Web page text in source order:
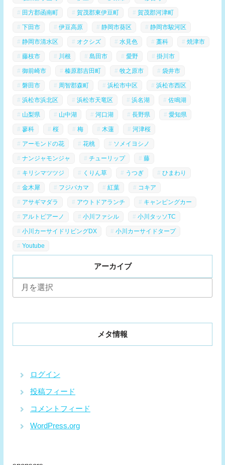
田方郡函南町 賀茂郡東伊豆町 賀茂郡河津町
下田市 伊豆高原 静岡市葵区 静岡市駿河区
静岡市清水区 オクシズ 水見色 藁科 焼津市
藤枝市 川根 島田市 愛野 掛川市
御前崎市 榛原郡吉田町 牧之原市 袋井市
磐田市 周智郡森町 浜松市中区 浜松市西区
浜松市浜北区 浜松市天竜区 浜名湖 佐鳴湖
山梨県 山中湖 河口湖 長野県 愛知県
蓼科 桜 梅 木蓮 河津桜
アーモンドの花 花桃 ソメイヨシノ
ナンジャモンジャ チューリップ 藤
キリシマツツジ くりん草 うつぎ ひまわり
金木犀 フジバカマ 紅葉 コキア
アサギマダラ アウトドアランチ キャンピングカー
アルトピアーノ 小川ファシル 小川タッソTC
小川カーサイドリビングDX 小川カーサイドタープ
Youtube
アーカイブ
ー
メタ情報
ログイン
投稿フィード
コメントフィード
WordPress.org